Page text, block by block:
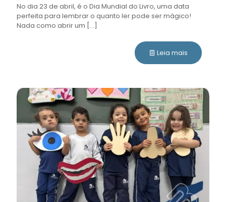
No dia 23 de abril, é o Dia Mundial do Livro, uma data
perfeita para lembrar o quanto ler pode ser mágico!
Nada como abrir um […]
Leia mais